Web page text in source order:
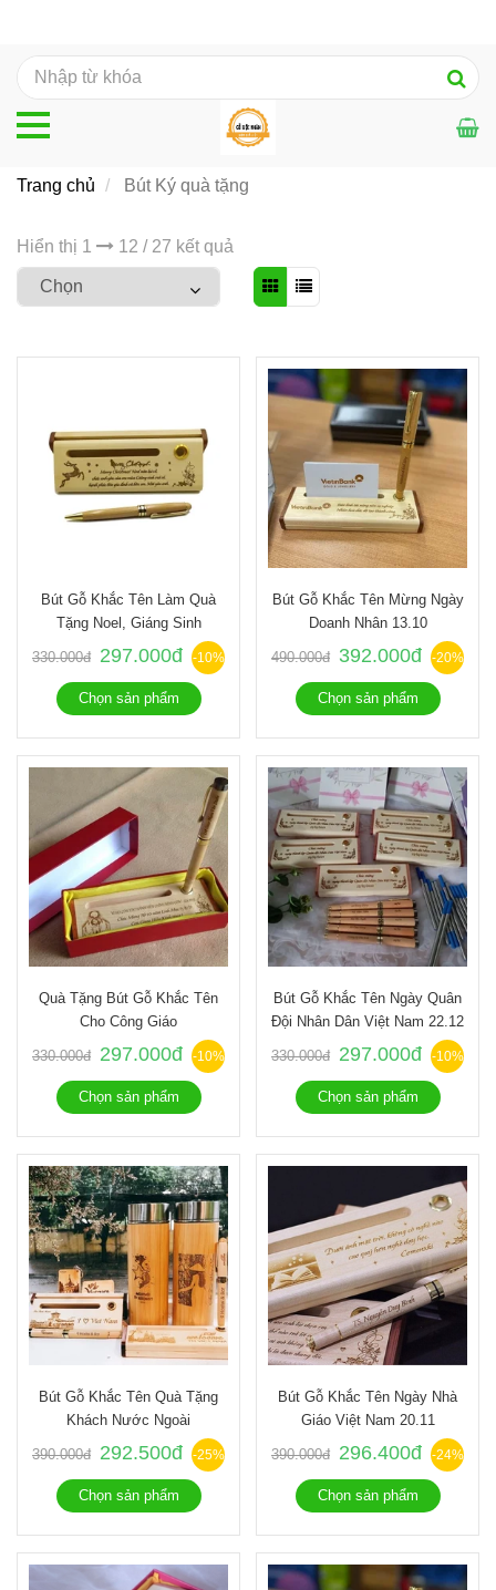
Trang chủ Bút Ký quà tặng
Hiển thị 1 12 / 27 kết quả
Bút Gỗ Khắc Tên Làm Quà
Tặng Noel, Giáng Sinh
330.000đ 297.000đ -10%
Chọn sản phẩm
Bút Gỗ Khắc Tên Mừng Ngày
Doanh Nhân 13.10
490.000đ 392.000đ -20%
Chọn sản phẩm
Quà Tặng Bút Gỗ Khắc Tên
Cho Công Giáo
330.000đ 297.000đ -10%
Chọn sản phẩm
Bút Gỗ Khắc Tên Ngày Quân
Đội Nhân Dân Việt Nam 22.12
330.000đ 297.000đ -10%
Chọn sản phẩm
Bút Gỗ Khắc Tên Quà Tặng
Khách Nước Ngoài
390.000đ 292.500đ -25%
Chọn sản phẩm
Bút Gỗ Khắc Tên Ngày Nhà
Giáo Việt Nam 20.11
390.000đ 296.400đ -24%
Chọn sản phẩm